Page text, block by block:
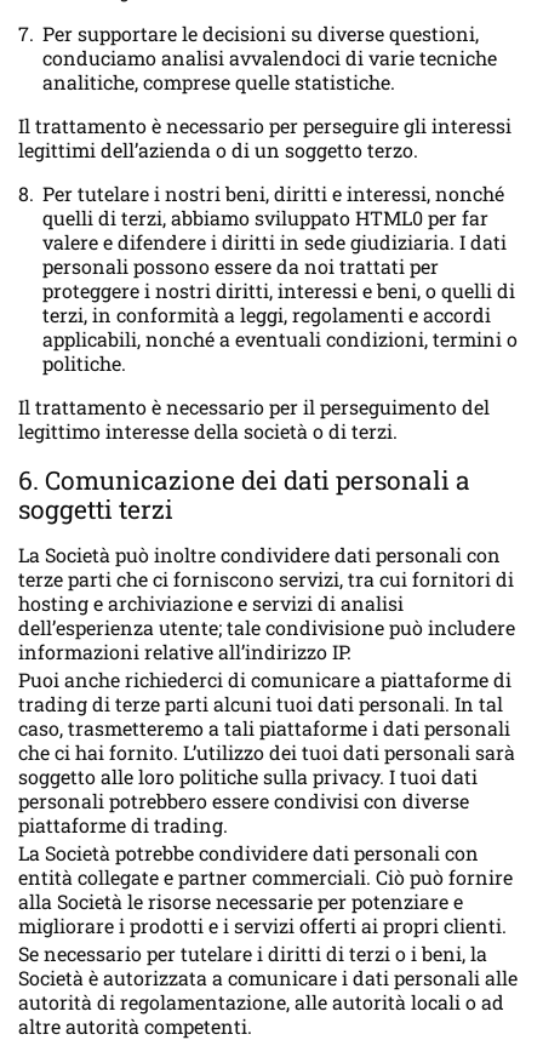
Per supportare le decisioni su diverse questioni,
conduciamo analisi avvalendoci di varie tecniche
analitiche, comprese quelle statistiche.
Il trattamento è necessario per perseguire gli interessi
legittimi dell’azienda o di un soggetto terzo.
Per tutelare i nostri beni, diritti e interessi, nonché
quelli di terzi, abbiamo sviluppato HTML0 per far
valere e difendere i diritti in sede giudiziaria. I dati
personali possono essere da noi trattati per
proteggere i nostri diritti, interessi e beni, o quelli di
terzi, in conformità a leggi, regolamenti e accordi
applicabili, nonché a eventuali condizioni, termini o
politiche.
Il trattamento è necessario per il perseguimento del
legittimo interesse della società o di terzi.
6. Comunicazione dei dati personali a
soggetti terzi
La Società può inoltre condividere dati personali con
terze parti che ci forniscono servizi, tra cui fornitori di
hosting e archiviazione e servizi di analisi
dell’esperienza utente; tale condivisione può includere
informazioni relative all’indirizzo IP.
Puoi anche richiederci di comunicare a piattaforme di
trading di terze parti alcuni tuoi dati personali. In tal
caso, trasmetteremo a tali piattaforme i dati personali
che ci hai fornito. L’utilizzo dei tuoi dati personali sarà
soggetto alle loro politiche sulla privacy. I tuoi dati
personali potrebbero essere condivisi con diverse
piattaforme di trading.
La Società potrebbe condividere dati personali con
entità collegate e partner commerciali. Ciò può fornire
alla Società le risorse necessarie per potenziare e
migliorare i prodotti e i servizi offerti ai propri clienti.
Se necessario per tutelare i diritti di terzi o i beni, la
Società è autorizzata a comunicare i dati personali alle
autorità di regolamentazione, alle autorità locali o ad
altre autorità competenti.